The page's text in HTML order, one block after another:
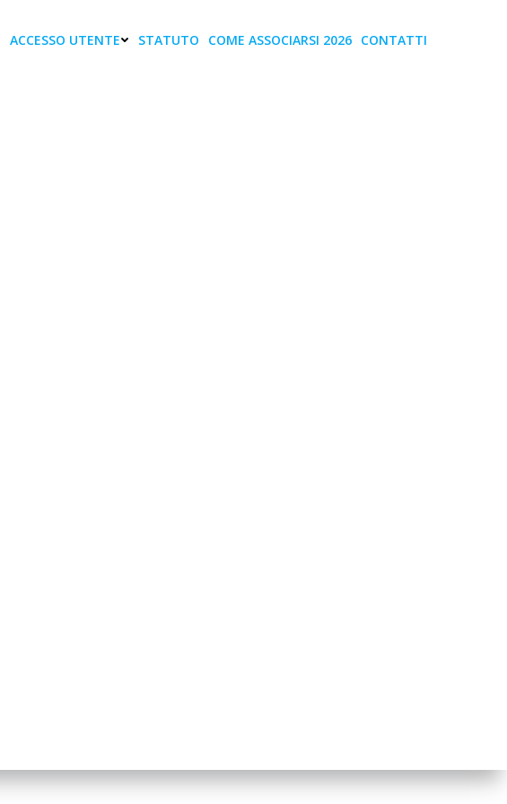
ACCESSO UTENTE STATUTO COME ASSOCIARSI 2026 CONTATTI